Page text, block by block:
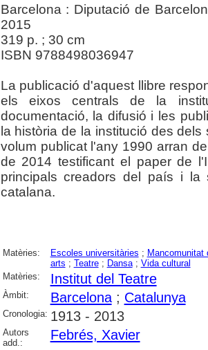
Barcelona : Diputació de
2015
319 p. ; 30 cm
ISBN 9788498036947
La publicació d'aquest llibre
els eixos centrals de la
documentació, la difusió i les
la història de la institució des
volum publicat l'any 1990 arran
de 2014 testificant el paper de
principals creadors del país i la
catalana.
Matèries: Escoles universitàries ; Mancomunitat
arts ; Teatre; Dansa; Vida cultural
Matèries:
Institut del Teatre
Àmbit: Barcelona; Catalunya
Cronologia: 1913 - 2013
Autors
add.:
Febrés, Xavier